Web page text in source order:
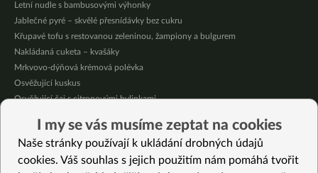
Letní nudle s bambusovými výhonky
Jablečné pyré – skvělé přesnídávky bez cukru
Křupavé tofu s restovanou zeleninou, žampiony a bulgurem
Nakládaná cuketa – kvašáky
Mrkvovo-dýňová krémová polévka
Osvěžující kuskus
Osvěžující čaj s citronovými bylinkami
Čokoládové muffiny s mangovým krémem
Meruňky a jablka v citrónovém želé
I my se vás musíme zeptat na cookies
Naše stránky používají k ukládání drobných údajů
cookies. Váš souhlas s jejich použitím nám pomáhá tvořit